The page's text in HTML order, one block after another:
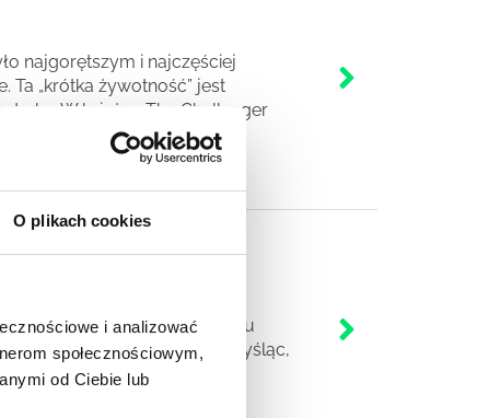
O plikach cookies
i analizować
społecznościowym,
od Ciebie lub
najgorętszym i najczęściej
„krótka żywotność” jest
W książce The Challenger
celu wysłanie większości
odpowiedniego wizerunku
opcjach twierdząc bądź myśląc,
sił sprzedaży podważają
rynkowi gracze